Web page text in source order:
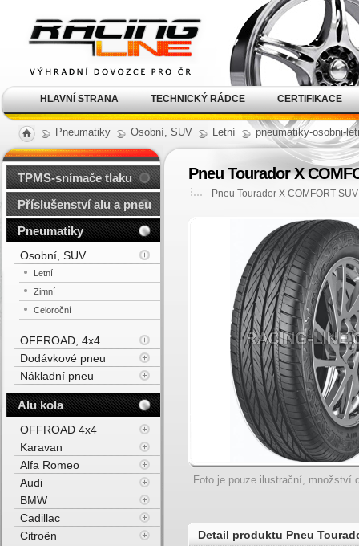
Pneumatiky Osobní, SUV Letní pneumatiky-osobni-
Pneu Tourador X
Pneu Tourador X COMFORT
Foto je pouze ilustrační, množství
Detail produktu Pneu
TPMS-snímače tlaku
Příslušenství alu a pneu
Pneumatiky
Osobní, SUV
Letní
Zimní
Celoroční
OFFROAD, 4x4
Dodávkové pneu
Nákladní pneu
Alu kola
OFFROAD 4x4
Karavan
Alfa Romeo
Audi
BMW
Cadillac
Citroën
kola Racing Line
HLAVNÍ STRANA TECHNICKÝ RÁDCE CERTIFIKACE